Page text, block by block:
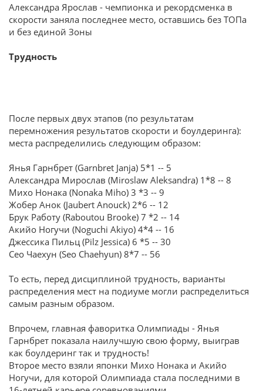
Александра Ярослав - чемпионка и рекордсменка в
скорости заняла последнее место, оставшись без ТОПа
и без единой Зоны
Трудность
После первых двух этапов (по результатам
перемножения результатов скорости и боулдеринга):
места распределились следующим образом:
Янья Гарнбрет (Garnbret Janja) 5*1 -- 5
Александра Мирослав (Miroslaw Aleksandra) 1*8 -- 8
Михо Нонака (Nonaka Miho) 3 *3 -- 9
Жобер Анок (Jaubert Anouck) 2*6 -- 12
Брук Работу (Raboutou Brooke) 7 *2 -- 14
Акийо Ногучи (Noguchi Akiyo) 4*4 -- 16
Джессика Пильц (Pilz Jessica) 6 *5 -- 30
Сео Чаехун (Seo Chaehyun) 8*7 -- 56
То есть, перед дисциплиной трудность, варианты
распределения мест на подиуме могли распределиться
самым разным образом.
Впрочем, главная фаворитка Олимпиады - Янья
Гарнбрет показала наилучшую свою форму, выиграв
как боулдеринг так и трудность!
Второе место взяли японки Михо Нонака и Акийо
Ногучи, для которой Олимпиада стала последними в